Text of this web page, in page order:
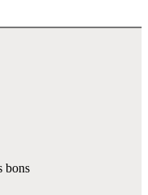
bons